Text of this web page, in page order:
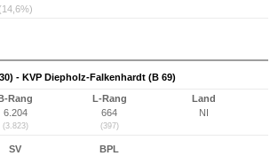
(14,6%)
- KVP Diepholz-Falkenhardt (B 69)
B-Rang
6.204
(3.823)
L-Rang
664
(397)
Land
NI
SV
BPL